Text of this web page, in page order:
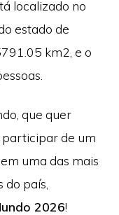
localizado no
estado de
km2, e o
que quer
de um
uma das mais
país,
2026!